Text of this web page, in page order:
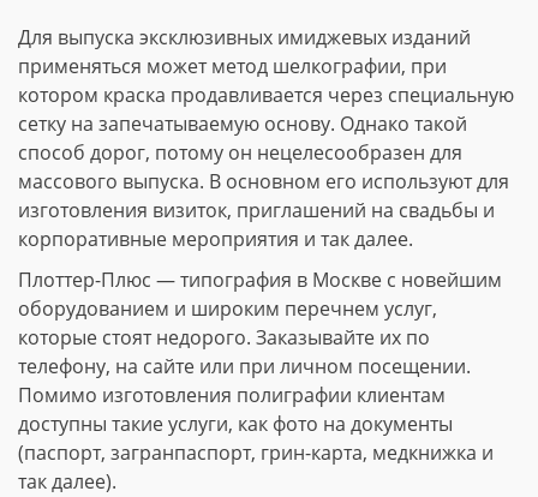
Для выпуска эксклюзивных имиджевых изданий
применяться может метод шелкографии, при
котором краска продавливается через специальную
сетку на запечатываемую основу. Однако такой
способ дорог, потому он нецелесообразен для
массового выпуска. В основном его используют для
изготовления визиток, приглашений на свадьбы и
корпоративные мероприятия и так далее.
Плоттер-Плюс — типография в Москве с новейшим
оборудованием и широким перечнем услуг,
которые стоят недорого. Заказывайте их по
телефону, на сайте или при личном посещении.
Помимо изготовления полиграфии клиентам
доступны такие услуги, как фото на документы
(паспорт, загранпаспорт, грин-карта, медкнижка и
так далее).